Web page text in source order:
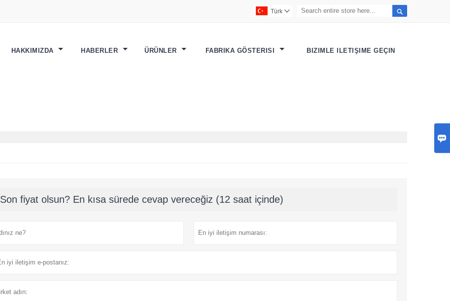


Türk 
HAKKIMIZDA HABERLER ÜRÜNLER FABRIKA GÖSTERISI BIZIMLE ILETIŞIME GEÇIN
Son fiyat olsun? En kısa sürede cevap vereceğiz (12 saat içinde)